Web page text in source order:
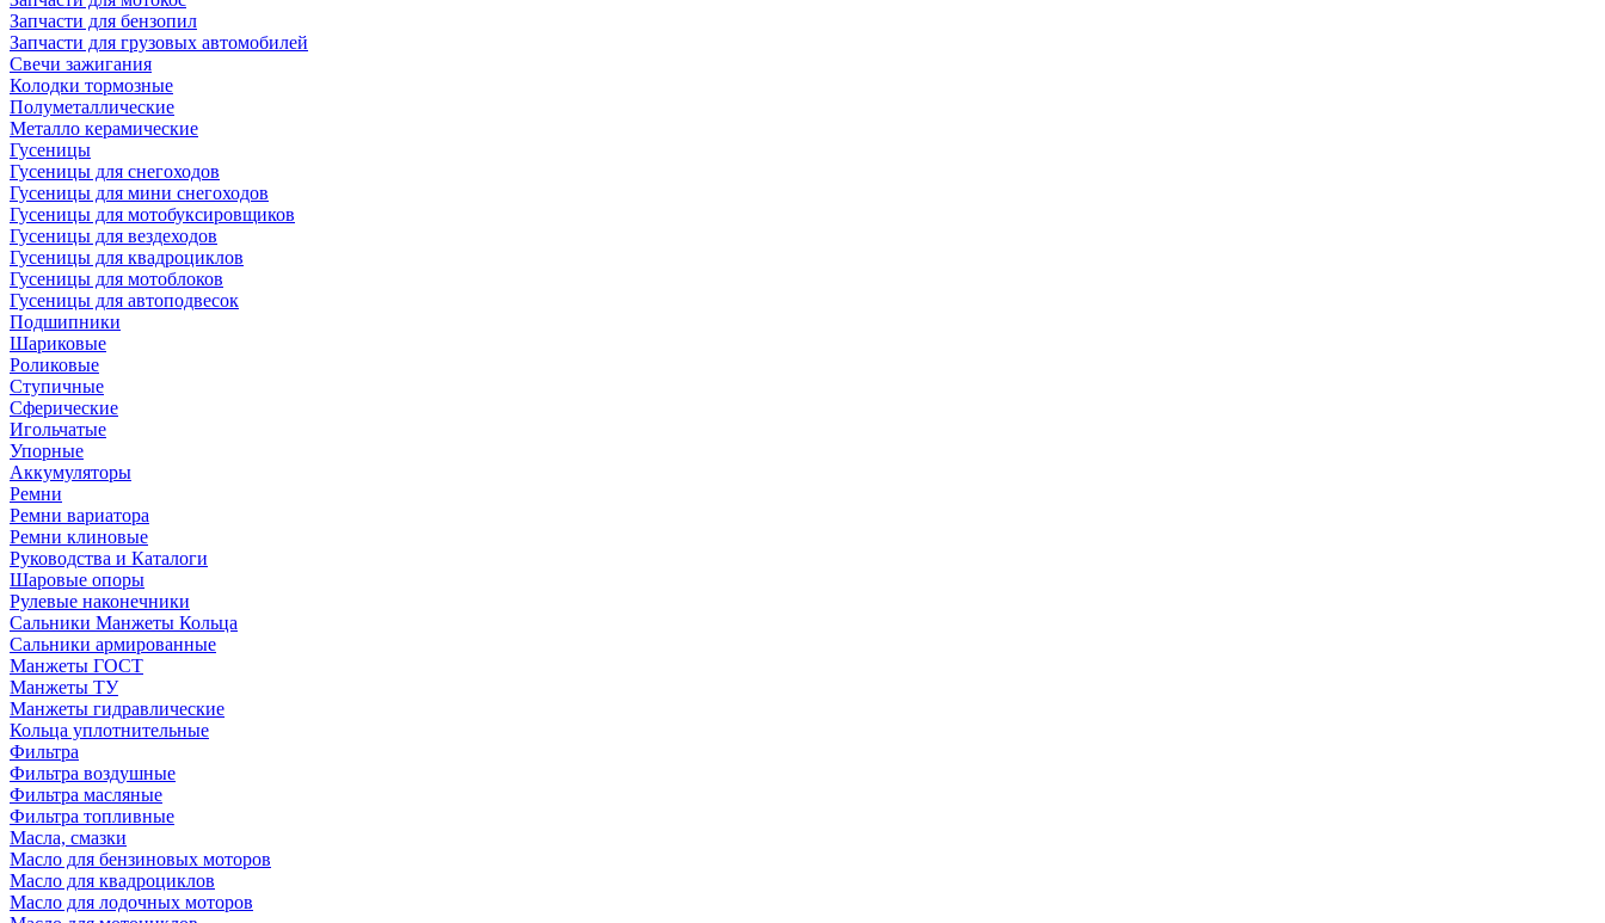
Запчасти для бензопил
Запчасти для грузовых автомобилей
Свечи зажигания
Колодки тормозные
Полуметаллические
Металло керамические
Гусеницы
Гусеницы для снегоходов
Гусеницы для мини снегоходов
Гусеницы для мотобуксировщиков
Гусеницы для вездеходов
Гусеницы для квадроциклов
Гусеницы для мотоблоков
Гусеницы для автоподвесок
Подшипники
Шариковые
Роликовые
Ступичные
Сферические
Игольчатые
Упорные
Аккумуляторы
Ремни
Ремни вариатора
Ремни клиновые
Руководства и Каталоги
Шаровые опоры
Рулевые наконечники
Сальники Манжеты Кольца
Сальники армированные
Манжеты ГОСТ
Манжеты ТУ
Манжеты гидравлические
Кольца уплотнительные
Фильтра
Фильтра воздушные
Фильтра масляные
Фильтра топливные
Масла, смазки
Масло для бензиновых моторов
Масло для квадроциклов
Масло для лодочных моторов